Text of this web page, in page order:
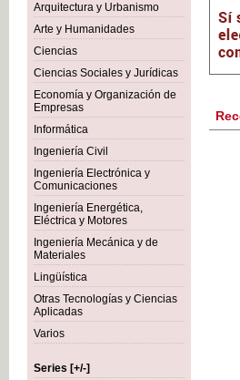
Arquitectura y Urbanismo
Arte y Humanidades
Ciencias
Ciencias Sociales y Jurídicas
Economía y Organización de
Empresas
Informática
Ingeniería Civil
Ingeniería Electrónica y
Comunicaciones
Ingeniería Energética,
Eléctrica y Motores
Ingeniería Mecánica y de
Materiales
Lingüística
Otras Tecnologías y Ciencias
Aplicadas
Varios
Series [+/-]